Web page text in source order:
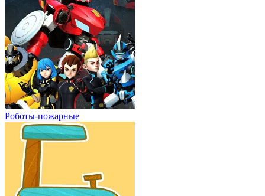
Роботы-пожарные